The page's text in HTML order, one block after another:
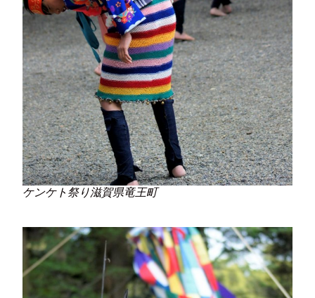
ケンケト祭り滋賀県竜王町